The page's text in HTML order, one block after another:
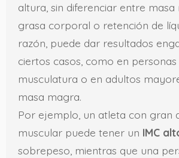
altura, sin diferenciar entre masa
grasa corporal o retención de
razón, puede dar resultados
ciertos casos, como en
musculatura o en adultos
masa magra.
Por ejemplo, un atleta con gran
muscular puede tener un IMC
sobrepeso, mientras que una